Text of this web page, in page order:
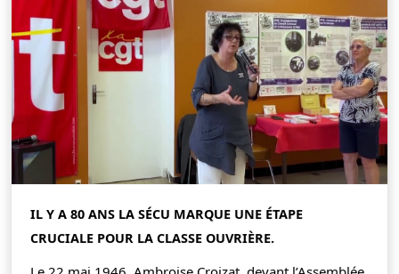
IL Y A 80 ANS LA SÉCU MARQUE UNE ÉTAPE
CRUCIALE POUR LA CLASSE OUVRIÈRE.